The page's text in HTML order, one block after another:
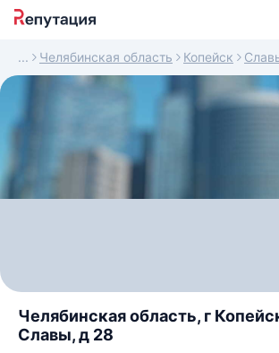
Челябинская область Копейск
Челябинская область, г
Славы, д 28